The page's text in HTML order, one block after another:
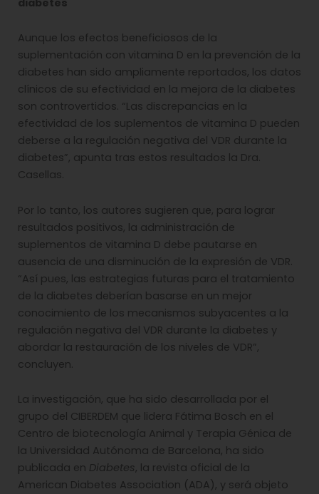
Aunque los efectos beneficiosos de la
suplementación con vitamina D en la prevención de la
diabetes han sido ampliamente reportados, los datos
clínicos de su efectividad en la mejora de la diabetes
son controvertidos. “Las discrepancias en la
efectividad de los suplementos de vitamina D pueden
deberse a la regulación negativa del VDR durante la
diabetes”, apunta tras estos resultados la Dra.
Casellas.
Por lo tanto, los autores sugieren que, para lograr
resultados positivos, la administración de
suplementos de vitamina D debe pautarse en
ausencia de una disminución de la expresión de VDR.
“Así pues, las estrategias futuras para el tratamiento
de la diabetes deberían basarse en un mejor
conocimiento de los mecanismos subyacentes a la
regulación negativa del VDR durante la diabetes y
abordar la restauración de los niveles de VDR”,
concluyen.
La investigación, que ha sido desarrollada por el
grupo del CIBERDEM que lidera Fátima Bosch en el
Centro de biotecnología Animal y Terapia Génica de
la Universidad Autónoma de Barcelona, ha sido
publicada en Diabetes, la revista oficial de la
American Diabetes Association (ADA), y será objeto